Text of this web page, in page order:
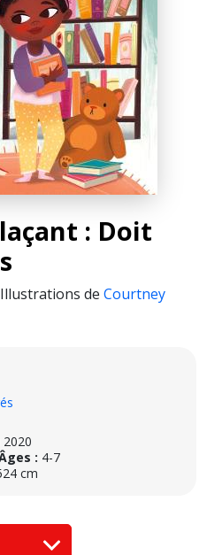
: Doit
Illustrations de Courtney
2020
: 4-7
cm